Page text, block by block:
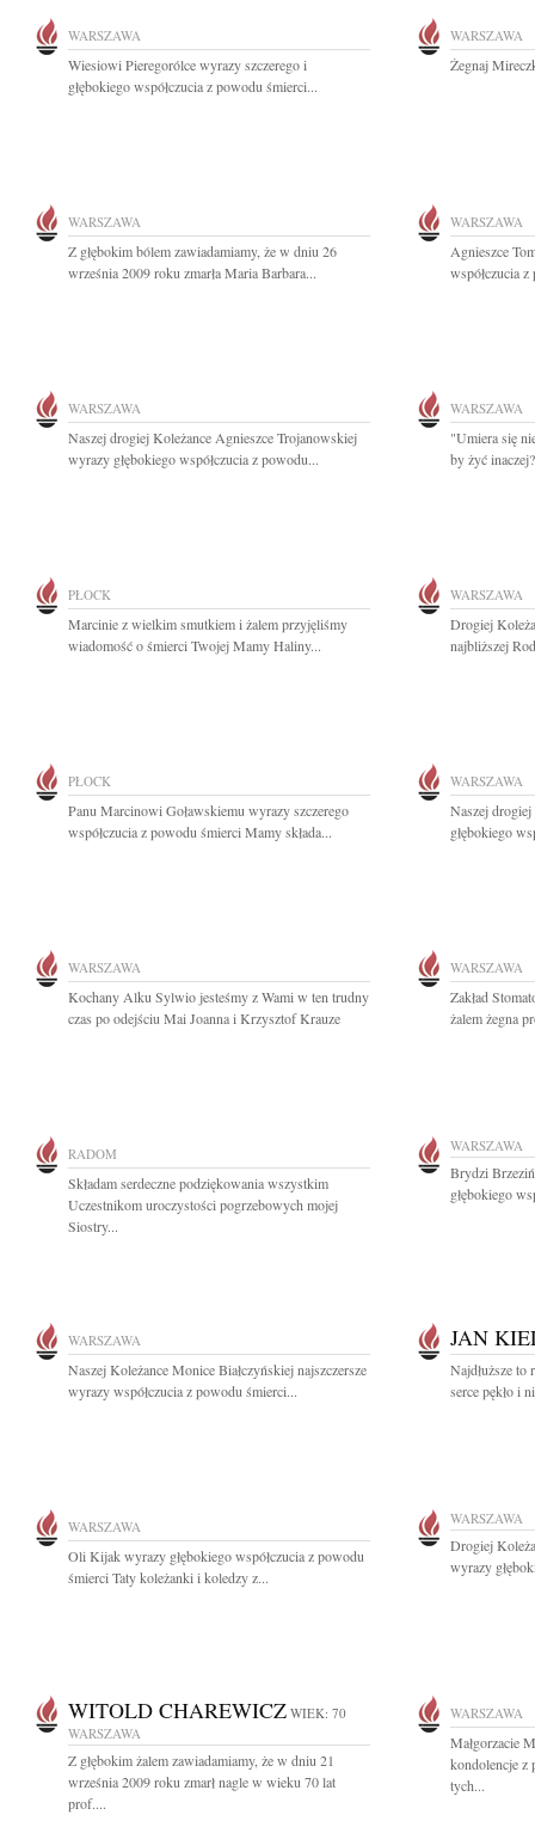
WARSZAWA
Wiesiowi Pieregorólce wyrazy szczerego i
głębokiego współczucia z powodu śmierci...
WARSZAWA
Żegnaj
WARSZAWA
Z głębokim bólem zawiadamiamy, że w dniu 26
września 2009 roku zmarła Maria Barbara...
WARSZAWA
Agnieszce
współczucia
WARSZAWA
Naszej drogiej Koleżance Agnieszce Trojanowskiej
wyrazy głębokiego współczucia z powodu...
WARSZAWA
"Umiera się
by żyć
PŁOCK
Marcinie z wielkim smutkiem i żalem przyjęliśmy
wiadomość o śmierci Twojej Mamy Haliny...
WARSZAWA
Drogiej
najbliższej
PŁOCK
Panu Marcinowi Goławskiemu wyrazy szczerego
współczucia z powodu śmierci Mamy składa...
WARSZAWA
Naszej
głębokiego
WARSZAWA
Kochany Alku Sylwio jesteśmy z Wami w ten trudny
czas po odejściu Mai Joanna i Krzysztof Krauze
WARSZAWA
Zakład
żalem żegna
RADOM
Składam serdeczne podziękowania wszystkim
Uczestnikom uroczystości pogrzebowych mojej
Siostry...
WARSZAWA
Brydzi
głębokiego
WARSZAWA
Naszej Koleżance Monice Białczyńskiej najszczersze
wyrazy współczucia z powodu śmierci...
JAN
Najdłuższe to
serce pękło i
WARSZAWA
Oli Kijak wyrazy głębokiego współczucia z powodu
śmierci Taty koleżanki i koledzy z...
WARSZAWA
Drogiej
wyrazy
WITOLD CHAREWICZ WIEK: 70
WARSZAWA
Z głębokim żalem zawiadamiamy, że w dniu 21
września 2009 roku zmarł nagle w wieku 70 lat
prof....
WARSZAWA
Małgorzacie
kondolencje z
tych...